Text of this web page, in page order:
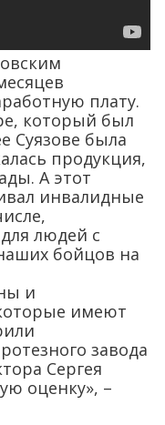
плату.
который был
Суязове была
продукция,
А этот
инвалидные
людей с
бойцов на
и
имеют
завода
Сергея
оценку», –